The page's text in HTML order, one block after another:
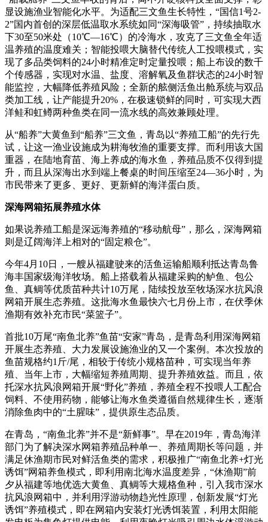
显设施渔业智能化水平。为适配三文鱼生长特性，“国信1号2-
2”国内首创的深层低温取水系统如同“深海吸管”，持续抽取水
下30至50米处（10℃—16℃）的冷海水，攻克了三文鱼全年适
温养殖的温度难关；智能投喂大脑替代传统人工投喂模式，实
现了多品类饲料的24小时精准定时定量投喂；船上布设的数千
个传感器，实现对水温、盐度、溶解氧及鱼群状态的24小时智
能监控，大幅降低养殖风险；全新的舷侧活鱼出舱系统与双品
类加工线，让产能提升20%，在极速锁鲜的同时，可实现大西
洋鲑和虹鳟两种鱼类在同一流水线的高效兼顾处理。
从“船养”大黄鱼到“船养”三文鱼，青岛以“养殖工船”的先行先
试，让这一渔业设施成为耕海牧渔的重要支撑。而利用该大国
重器，在陆地育苗、海上养成的海水鱼，养殖品质不仅得到提
升，而且从深海出水到端上餐桌的时间压缩至24—36小时，为
市民带来了更多、更好、更新鲜的海洋蛋白质。
深海网箱拓展养殖水体
如果说养殖工船是深远海养殖的“移动航母”，那么，深海网箱
则是辽阔海洋上相对的“固定粮仓”。
今年4月10日，一艘从福建驶来的活鱼运输船顺利抵达青岛鲁
海丰国家级海洋牧场。船上搭载着从福建采购的鲈鱼、包公
鱼、真鲷等优质苗种共计10万尾，陆续投放至牧场深水抗风浪
网箱开展生态养殖。这批海水鱼最快六七月份上市，在伏季休
渔期有效补充市民“菜篮子”。
首批10万尾“南鱼北养”鱼苗“安家”青岛，是青岛利用深海网箱
开展生态养殖、大力发展设施渔业的又一个案例。本次投放的
鱼苗规格约1斤/尾，相较于传统小规格苗种，可实现当年养
殖、当年上市，大幅缩短养殖周期、提升养殖效益。而且，依
托深水抗风浪网箱开展“野化”养殖，养殖全程不投喂人工配合
饲料、不使用药物，能够让海水鱼类遵循自然规律生长，逐渐
消除鱼肉中的“土腥味”，提供原生态品质。
在青岛，“南鱼北养”并不是“新鲜事”。早在2019年，青岛海洋
部门为了解决深水网箱养殖品种单一、养殖周期长等问题，并
满足休渔期市民对鲜活鱼类的需求，积极推广“南鱼北养+灯光
诱饵”网箱养鱼模式，即利用南北海水温度差异，“休渔期”前
夕从福建等地优选大黄鱼、真鲷等大规格鱼种，引入我市深水
抗风浪网箱中，并利用浮游动物趋光性原理，创新发展“灯光
诱饵”养殖模式，即在网箱内安装灯光诱饵装置，利用太阳能